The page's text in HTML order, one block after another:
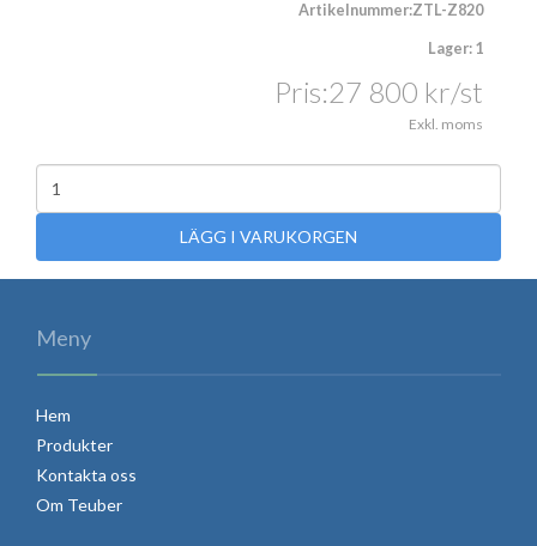
Artikelnummer:ZTL-Z820
Lager: 1
Pris:27 800 kr/st
Exkl. moms
LÄGG I VARUKORGEN
Meny
Hem
Produkter
Kontakta oss
Om Teuber